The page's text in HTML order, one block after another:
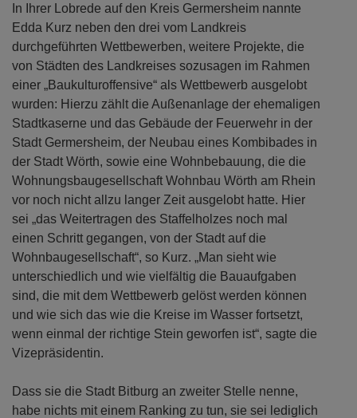
In Ihrer Lobrede auf den Kreis Germersheim nannte
Edda Kurz neben den drei vom Landkreis
durchgeführten Wettbewerben, weitere Projekte, die
von Städten des Landkreises sozusagen im Rahmen
einer „Baukulturoffensive“ als Wettbewerb ausgelobt
wurden: Hierzu zählt die Außenanlage der ehemaligen
Stadtkaserne und das Gebäude der Feuerwehr in der
Stadt Germersheim, der Neubau eines Kombibades in
der Stadt Wörth, sowie eine Wohnbebauung, die die
Wohnungsbaugesellschaft Wohnbau Wörth am Rhein
vor noch nicht allzu langer Zeit ausgelobt hatte. Hier
sei „das Weitertragen des Staffelholzes noch mal
einen Schritt gegangen, von der Stadt auf die
Wohnbaugesellschaft“, so Kurz. „Man sieht wie
unterschiedlich und wie vielfältig die Bauaufgaben
sind, die mit dem Wettbewerb gelöst werden können
und wie sich das wie die Kreise im Wasser fortsetzt,
wenn einmal der richtige Stein geworfen ist“, sagte die
Vizepräsidentin.
Dass sie die Stadt Bitburg an zweiter Stelle nenne,
habe nichts mit einem Ranking zu tun, sie sei lediglich